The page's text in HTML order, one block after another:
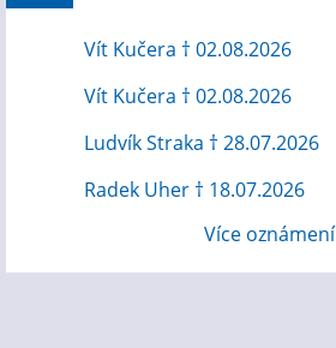
Vít Kučera † 02.08.2026
Vít Kučera † 02.08.2026
Ludvík Straka † 28.07.2026
Radek Uher † 18.07.2026
Více oznámení